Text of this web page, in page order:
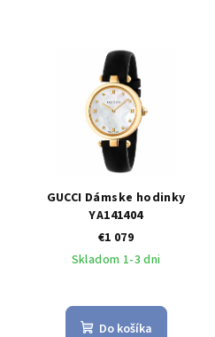
GUCCI Dámske hodinky
YA141404
€1 079
Skladom 1-3 dni
Do košíka